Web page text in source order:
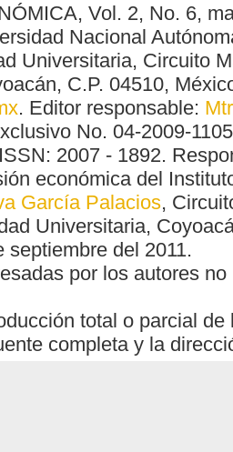
Vol. 2, No. 6,
Nacional
Universitaria, Circuito
C.P. 04510,
. Editor responsable:
No. 04-2009-
2007 - 1892.
económica del
García Palacios,
Universitaria,
septiembre del 2011.
por los autores
total o parcial
completa y la